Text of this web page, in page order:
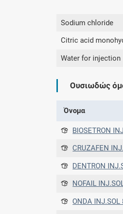
Sodium chloride
Citric acid
Water for injection
Ουσιωδώς
Όνομα
BIOSETRON
CRUZAFEN
DENTRON
NOFAIL
ONDA